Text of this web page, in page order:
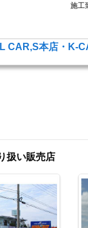
施工
CAR,S本店・K-
扱い販売店